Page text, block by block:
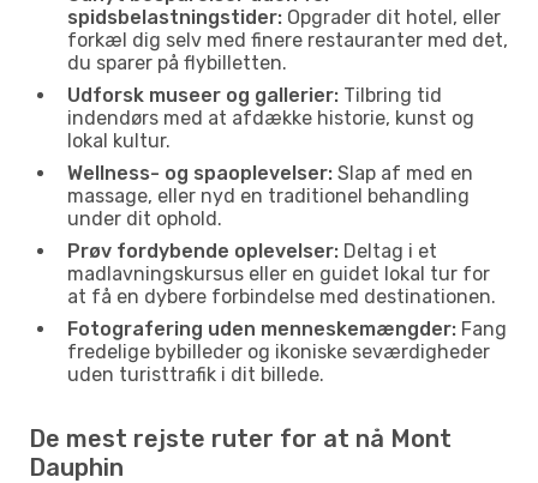
spidsbelastningstider: Opgrader dit hotel, eller
forkæl dig selv med finere restauranter med det,
du sparer på flybilletten.
Udforsk museer og gallerier: Tilbring tid
indendørs med at afdække historie, kunst og
lokal kultur.
Wellness- og spaoplevelser: Slap af med en
massage, eller nyd en traditionel behandling
under dit ophold.
Prøv fordybende oplevelser: Deltag i et
madlavningskursus eller en guidet lokal tur for
at få en dybere forbindelse med destinationen.
Fotografering uden menneskemængder: Fang
fredelige bybilleder og ikoniske seværdigheder
uden turisttrafik i dit billede.
De mest rejste ruter for at nå Mont
Dauphin